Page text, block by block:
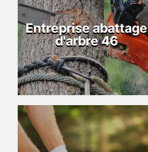
Entreprise abattage
d'arbre 46